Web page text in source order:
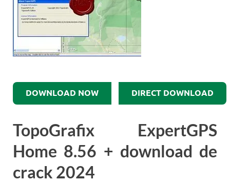
DOWNLOAD NOW DIRECT DOWNLOAD
TopoGrafix ExpertGPS
Home 8.56 + download de
crack 2024